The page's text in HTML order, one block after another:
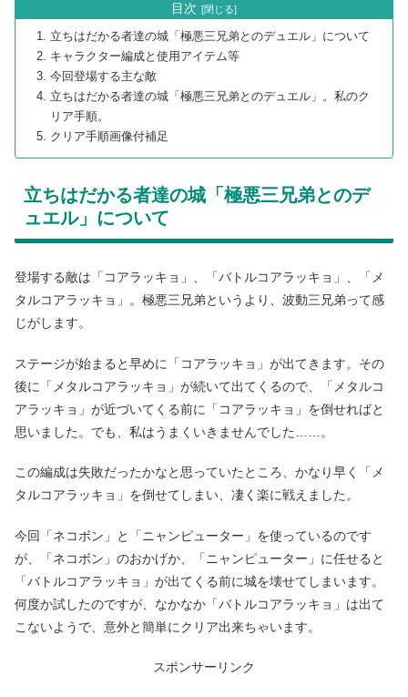
目次
立ちはだかる者達の城「極悪三兄弟とのデュエル」について
キャラクター編成と使用アイテム等
今回登場する主な敵
立ちはだかる者達の城「極悪三兄弟とのデュエル」。私のク
リア手順。
クリア手順画像付補足
立ちはだかる者達の城「極悪三兄弟とのデ
ュエル」について
登場する敵は「コアラッキョ」、「バトルコアラッキョ」、「メ
タルコアラッキョ」。極悪三兄弟というより、波動三兄弟って感
じがします。
ステージが始まると早めに「コアラッキョ」が出てきます。その
後に「メタルコアラッキョ」が続いて出てくるので、「メタルコ
アラッキョ」が近づいてくる前に「コアラッキョ」を倒せればと
思いました。でも、私はうまくいきませんでした……。
この編成は失敗だったかなと思っていたところ、かなり早く「メ
タルコアラッキョ」を倒せてしまい、凄く楽に戦えました。
今回「ネコボン」と「ニャンピューター」を使っているのです
が、「ネコボン」のおかげか、「ニャンピューター」に任せると
「バトルコアラッキョ」が出てくる前に城を壊せてしまいます。
何度か試したのですが、なかなか「バトルコアラッキョ」は出て
こないようで、意外と簡単にクリア出来ちゃいます。
スポンサーリンク